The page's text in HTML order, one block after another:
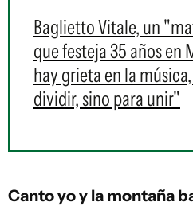
Baglietto Vitale, un
que festeja 35 años en
hay grieta en la
dividir, sino para unir"
Canto yo y la montaña